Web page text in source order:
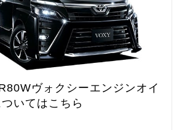
ヴォクシーエンジンオイ
いてはこちら